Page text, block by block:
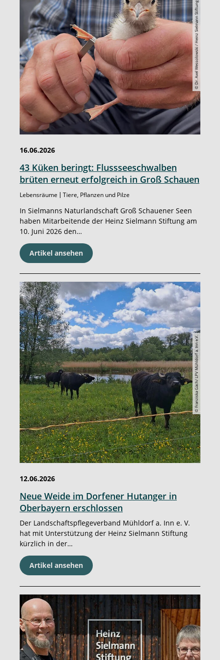
© Dr. Axel Wessolowski / Heinz Sielmann Stiftung
16.06.2026
43 Küken beringt: Flussseeschwalben
brüten erneut erfolgreich in Groß Schauen
Lebensräume Tiere, Pflanzen und Pilze
In Sielmanns Naturlandschaft Groß Schauener Seen
haben Mitarbeitende der Heinz Sielmann Stiftung am
10. Juni 2026 den…
Artikel ansehen
© Franziska Gäch/ LPV Mühldorf a. Inn e.V.
12.06.2026
Neue Weide im Dorfener Hutanger in
Oberbayern erschlossen
Der Landschaftspflegeverband Mühldorf a. Inn e. V.
hat mit Unterstützung der Heinz Sielmann Stiftung
kürzlich in der…
Artikel ansehen